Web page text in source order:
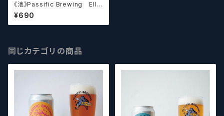
《池》Passific Brewing Elle
パシフィック エル 【クラフ
トビール】
¥690
同じカテゴリの商品